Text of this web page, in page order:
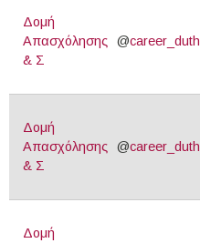
Δομή
Απασχόλησης
& Σ
@career_duth
Δομή
Απασχόλησης
& Σ
@career_duth
Δομή